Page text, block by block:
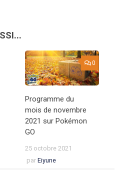
0
Programme du
mois de novembre
2021 sur Pokémon
GO
25 octobre 2021
par Eiyune